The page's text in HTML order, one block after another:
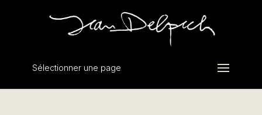
Sélectionner une page